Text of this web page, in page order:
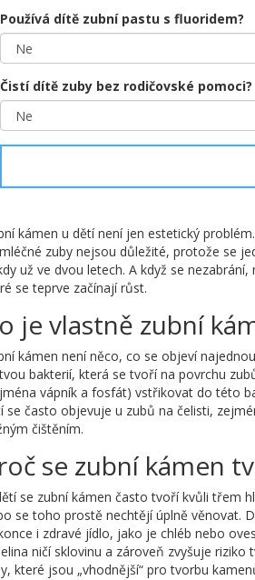
Používá dítě zubní pastu s fluoridem?
Čistí dítě zuby bez rodičovské pomoci?
kámen u dětí není jen estetický
zuby nejsou důležité, protože se
už ve dvou letech. A když se
se teprve začínají růst.
je vlastně zubní
kámen není něco, co se objeví
bakterií, která se tvoří na povrchu
vápník a fosfát) vstřikovat do této
se často objevuje u zubů na čelisti,
čištěním.
se zubní kámen
se zubní kámen často tvoří kvůli třem
se toho prostě nechtějí úplně věnovat.
i zdravé jídlo, jako je chléb nebo
ničí sklovinu a zároveň zvyšuje riziko
které jsou „vhodnější“ pro tvorbu